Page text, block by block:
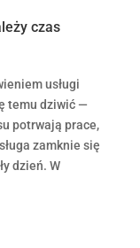
czas
usługi
temu dziwić —
potrwają prace,
zamknie się
dzień. W